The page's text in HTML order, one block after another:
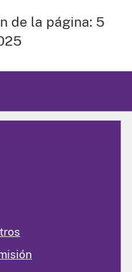
de la página: 5